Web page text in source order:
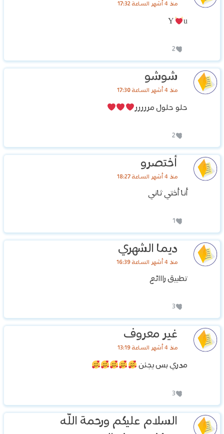
منذ 4 أشهر الساعة 17:32
Y u
2
شوشو
منذ 4 أشهر الساعة 17:30
حلو حلول مررررر
2
أختصرو
منذ 4 أشهر الساعة 18:27
أنا أختي ثاني
1
ديما الشهري
منذ 4 أشهر الساعة 16:39
تطبيق رااائع
3
غير معروف
منذ 4 أشهر الساعة 13:19
مدري بس يجنن
3
السلام عليكم ورحمة الله